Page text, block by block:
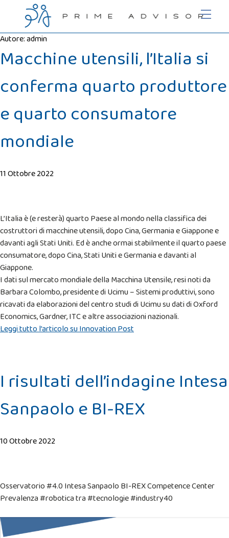
Autore:admin
Macchine utensili, l’Italia si
conferma quarto produttore
e quarto consumatore
mondiale
11 Ottobre 2022
L’Italia è (e resterà) quarto Paese al mondo nella classifica dei
costruttori di macchine utensili, dopo Cina, Germania e Giappone e
davanti agli Stati Uniti. Ed è anche ormai stabilmente il quarto paese
consumatore, dopo Cina, Stati Uniti e Germania e davanti al
Giappone.
I dati sul mercato mondiale della Macchina Utensile, resi noti da
Barbara Colombo, presidente di Ucimu – Sistemi produttivi, sono
ricavati da elaborazioni del centro studi di Ucimu su dati di Oxford
Economics, Gardner, ITC e altre associazioni nazionali.
Leggi tutto l’articolo su Innovation Post
I risultati dell’indagine Intesa
Sanpaolo e BI-REX
10 Ottobre 2022
Osservatorio #4.0 Intesa Sanpaolo BI-REX Competence Center
Prevalenza #robotica tra #tecnologie #industry40